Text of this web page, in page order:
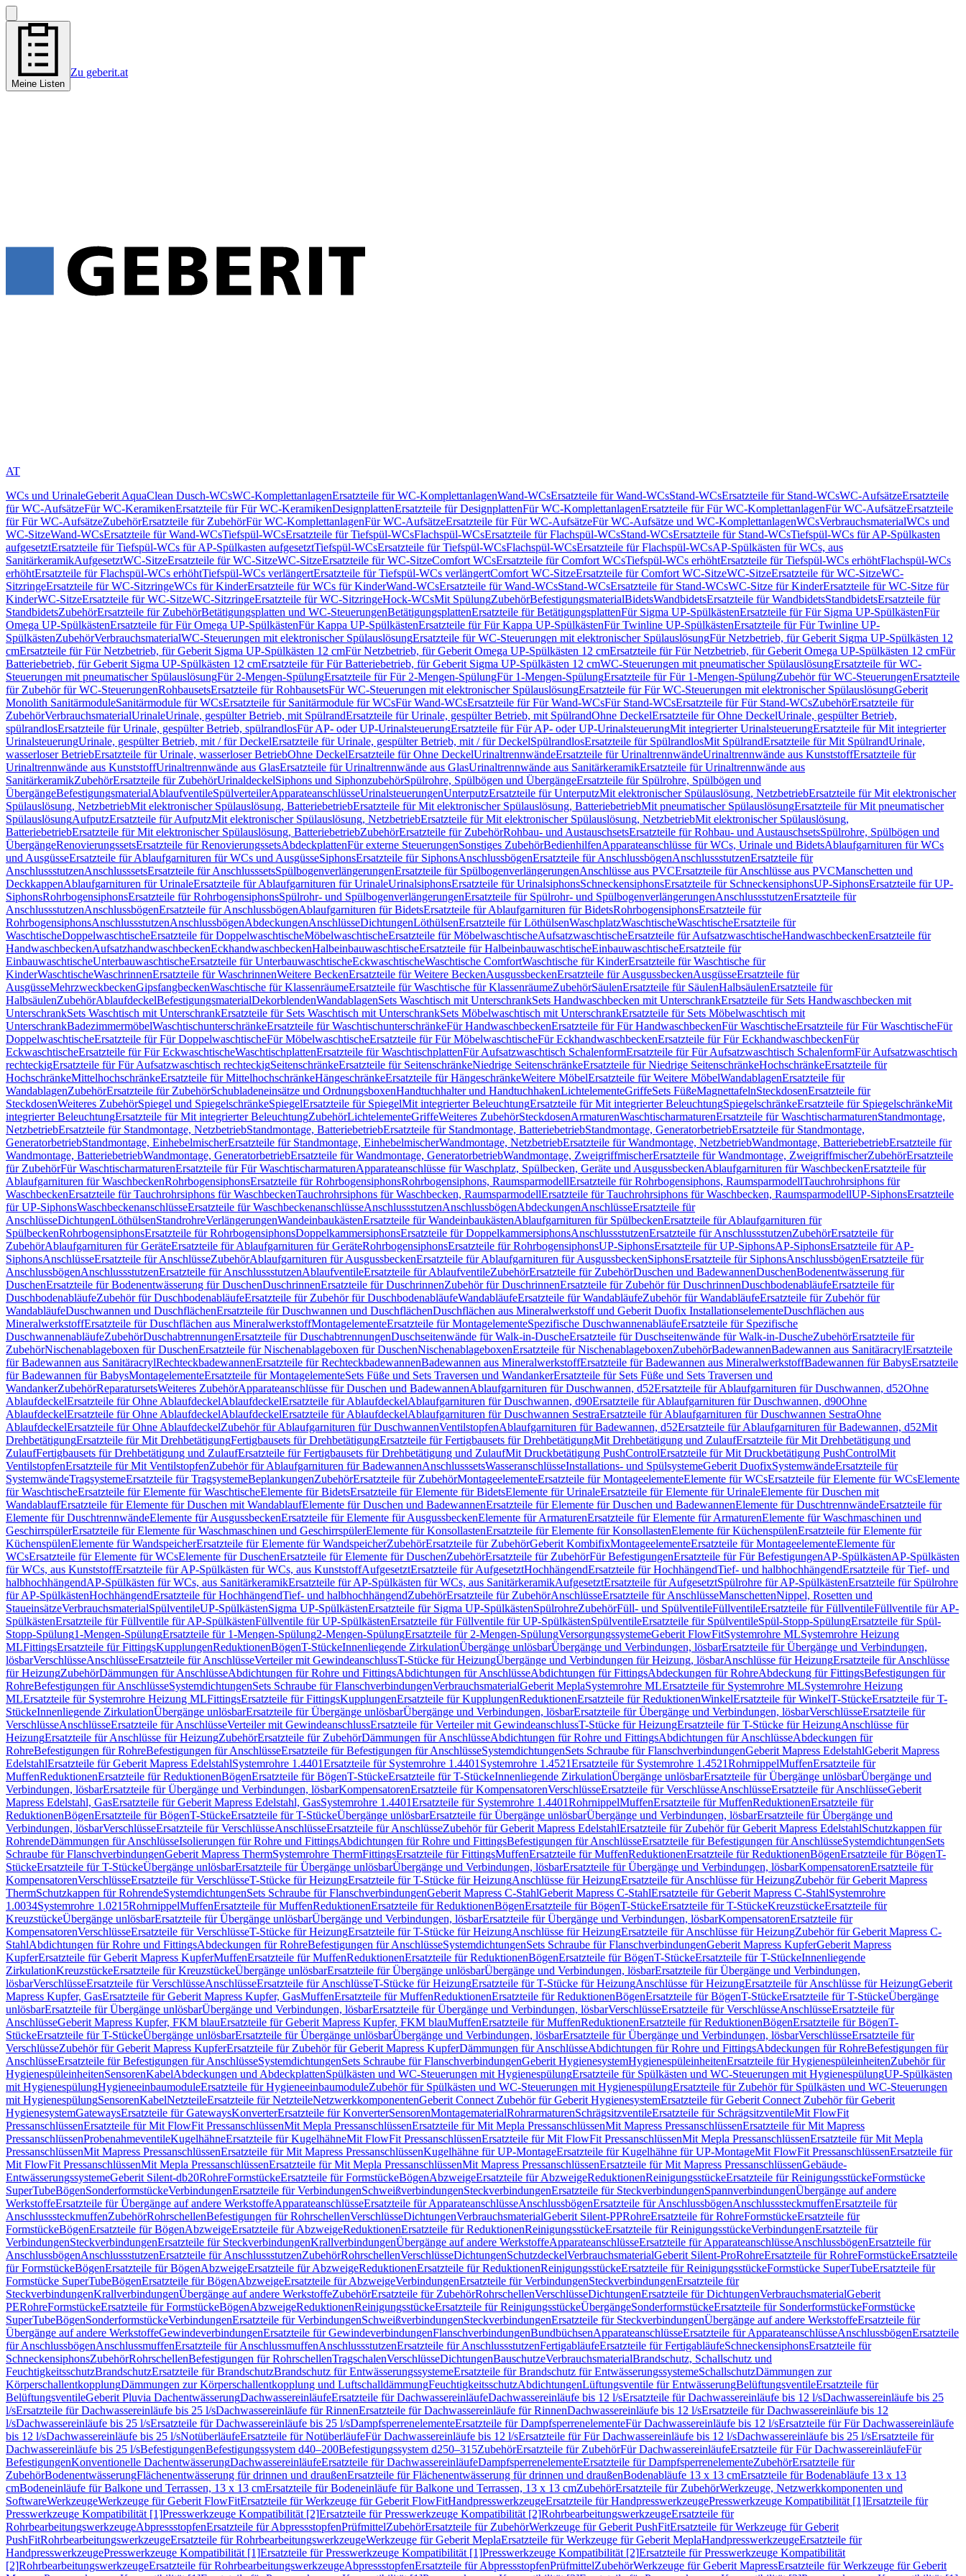
Meine Listen
Zu geberit.at
AT
WCs und UrinaleGeberit AquaClean Dusch-WCsWC-KomplettanlagenErsatzteile für WC-KomplettanlagenWand-WCsErsatzteile für Wand-WCsStand-WCsErsatzteile für Stand-WCsWC-AufsätzeErsatzteile
für WC-AufsätzeFür WC-KeramikenErsatzteile für Für WC-KeramikenDesignplattenErsatzteile für DesignplattenFür WC-KomplettanlagenErsatzteile für Für WC-KomplettanlagenFür WC-AufsätzeErsatzteile
für Für WC-AufsätzeZubehörErsatzteile für ZubehörFür WC-KomplettanlagenFür WC-AufsätzeErsatzteile für Für WC-AufsätzeFür WC-Aufsätze und WC-KomplettanlagenWCsVerbrauchsmaterialWCs und
WC-SitzeWand-WCsErsatzteile für Wand-WCsTiefspül-WCsErsatzteile für Tiefspül-WCsFlachspül-WCsErsatzteile für Flachspül-WCsStand-WCsErsatzteile für Stand-WCsTiefspül-WCs für AP-Spülkasten
aufgesetztErsatzteile für Tiefspül-WCs für AP-Spülkasten aufgesetztTiefspül-WCsErsatzteile für Tiefspül-WCsFlachspül-WCsErsatzteile für Flachspül-WCsAP-Spülkästen für WCs, aus
SanitärkeramikAufgesetztWC-SitzeErsatzteile für WC-SitzeWC-SitzeErsatzteile für WC-SitzeComfort WCsErsatzteile für Comfort WCsTiefspül-WCs erhöhtErsatzteile für Tiefspül-WCs erhöhtFlachspül-WCs
erhöhtErsatzteile für Flachspül-WCs erhöhtTiefspül-WCs verlängertErsatzteile für Tiefspül-WCs verlängertComfort WC-SitzeErsatzteile für Comfort WC-SitzeWC-SitzeErsatzteile für WC-SitzeWC-
SitzringeErsatzteile für WC-SitzringeWCs für KinderErsatzteile für WCs für KinderWand-WCsErsatzteile für Wand-WCsStand-WCsErsatzteile für Stand-WCsWC-Sitze für KinderErsatzteile für WC-Sitze für
KinderWC-SitzeErsatzteile für WC-SitzeWC-SitzringeErsatzteile für WC-SitzringeHock-WCsMit SpülungZubehörBefestigungsmaterialBidetsWandbidetsErsatzteile für WandbidetsStandbidetsErsatzteile für
StandbidetsZubehörErsatzteile für ZubehörBetätigungsplatten und WC-SteuerungenBetätigungsplattenErsatzteile für BetätigungsplattenFür Sigma UP-SpülkästenErsatzteile für Für Sigma UP-SpülkästenFür
Omega UP-SpülkästenErsatzteile für Für Omega UP-SpülkästenFür Kappa UP-SpülkästenErsatzteile für Für Kappa UP-SpülkästenFür Twinline UP-SpülkästenErsatzteile für Für Twinline UP-
SpülkästenZubehörVerbrauchsmaterialWC-Steuerungen mit elektronischer SpülauslösungErsatzteile für WC-Steuerungen mit elektronischer SpülauslösungFür Netzbetrieb, für Geberit Sigma UP-Spülkästen 12
cmErsatzteile für Für Netzbetrieb, für Geberit Sigma UP-Spülkästen 12 cmFür Netzbetrieb, für Geberit Omega UP-Spülkästen 12 cmErsatzteile für Für Netzbetrieb, für Geberit Omega UP-Spülkästen 12 cmFür
Batteriebetrieb, für Geberit Sigma UP-Spülkästen 12 cmErsatzteile für Für Batteriebetrieb, für Geberit Sigma UP-Spülkästen 12 cmWC-Steuerungen mit pneumatischer SpülauslösungErsatzteile für WC-
Steuerungen mit pneumatischer SpülauslösungFür 2-Mengen-SpülungErsatzteile für Für 2-Mengen-SpülungFür 1-Mengen-SpülungErsatzteile für Für 1-Mengen-SpülungZubehör für WC-SteuerungenErsatzteile
für Zubehör für WC-SteuerungenRohbausetsErsatzteile für RohbausetsFür WC-Steuerungen mit elektronischer SpülauslösungErsatzteile für Für WC-Steuerungen mit elektronischer SpülauslösungGeberit
Monolith SanitärmoduleSanitärmodule für WCsErsatzteile für Sanitärmodule für WCsFür Wand-WCsErsatzteile für Für Wand-WCsFür Stand-WCsErsatzteile für Für Stand-WCsZubehörErsatzteile für
ZubehörVerbrauchsmaterialUrinaleUrinale, gespülter Betrieb, mit SpülrandErsatzteile für Urinale, gespülter Betrieb, mit SpülrandOhne DeckelErsatzteile für Ohne DeckelUrinale, gespülter Betrieb,
spülrandlosErsatzteile für Urinale, gespülter Betrieb, spülrandlosFür AP- oder UP-UrinalsteuerungErsatzteile für Für AP- oder UP-UrinalsteuerungMit integrierter UrinalsteuerungErsatzteile für Mit integrierter
UrinalsteuerungUrinale, gespülter Betrieb, mit / für DeckelErsatzteile für Urinale, gespülter Betrieb, mit / für DeckelSpülrandlosErsatzteile für SpülrandlosMit SpülrandErsatzteile für Mit SpülrandUrinale,
wasserloser BetriebErsatzteile für Urinale, wasserloser BetriebOhne DeckelErsatzteile für Ohne DeckelUrinaltrennwändeErsatzteile für UrinaltrennwändeUrinaltrennwände aus KunststoffErsatzteile für
Urinaltrennwände aus KunststoffUrinaltrennwände aus GlasErsatzteile für Urinaltrennwände aus GlasUrinaltrennwände aus SanitärkeramikErsatzteile für Urinaltrennwände aus
SanitärkeramikZubehörErsatzteile für ZubehörUrinaldeckelSiphons und SiphonzubehörSpülrohre, Spülbögen und ÜbergängeErsatzteile für Spülrohre, Spülbögen und
ÜbergängeBefestigungsmaterialAblaufventileSpülverteilerApparateanschlüsseUrinalsteuerungenUnterputzErsatzteile für UnterputzMit elektronischer Spülauslösung, NetzbetriebErsatzteile für Mit elektronischer
Spülauslösung, NetzbetriebMit elektronischer Spülauslösung, BatteriebetriebErsatzteile für Mit elektronischer Spülauslösung, BatteriebetriebMit pneumatischer SpülauslösungErsatzteile für Mit pneumatischer
SpülauslösungAufputzErsatzteile für AufputzMit elektronischer Spülauslösung, NetzbetriebErsatzteile für Mit elektronischer Spülauslösung, NetzbetriebMit elektronischer Spülauslösung,
BatteriebetriebErsatzteile für Mit elektronischer Spülauslösung, BatteriebetriebZubehörErsatzteile für ZubehörRohbau- und AustauschsetsErsatzteile für Rohbau- und AustauschsetsSpülrohre, Spülbögen und
ÜbergängeRenovierungssetsErsatzteile für RenovierungssetsAbdeckplattenFür externe SteuerungenSonstiges ZubehörBedienhilfenApparateanschlüsse für WCs, Urinale und BidetsAblaufgarnituren für WCs
und AusgüsseErsatzteile für Ablaufgarnituren für WCs und AusgüsseSiphonsErsatzteile für SiphonsAnschlussbögenErsatzteile für AnschlussbögenAnschlussstutzenErsatzteile für
AnschlussstutzenAnschlusssetsErsatzteile für AnschlusssetsSpülbogenverlängerungenErsatzteile für SpülbogenverlängerungenAnschlüsse aus PVCErsatzteile für Anschlüsse aus PVCManschetten und
DeckkappenAblaufgarnituren für UrinaleErsatzteile für Ablaufgarnituren für UrinaleUrinalsiphonsErsatzteile für UrinalsiphonsSchneckensiphonsErsatzteile für SchneckensiphonsUP-SiphonsErsatzteile für UP-
SiphonsRohrbogensiphonsErsatzteile für RohrbogensiphonsSpülrohr- und SpülbogenverlängerungenErsatzteile für Spülrohr- und SpülbogenverlängerungenAnschlussstutzenErsatzteile für
AnschlussstutzenAnschlussbögenErsatzteile für AnschlussbögenAblaufgarnituren für BidetsErsatzteile für Ablaufgarnituren für BidetsRohrbogensiphonsErsatzteile für
RohrbogensiphonsAnschlussstutzenAnschlussbögenAbdeckungenAnschlüsseDichtungenLöthülsenErsatzteile für LöthülsenWaschplatzWaschtischeWaschtischeErsatzteile für
WaschtischeDoppelwaschtischeErsatzteile für DoppelwaschtischeMöbelwaschtischeErsatzteile für MöbelwaschtischeAufsatzwaschtischeErsatzteile für AufsatzwaschtischeHandwaschbeckenErsatzteile für
HandwaschbeckenAufsatzhandwaschbeckenEckhandwaschbeckenHalbeinbauwaschtischeErsatzteile für HalbeinbauwaschtischeEinbauwaschtischeErsatzteile für
EinbauwaschtischeUnterbauwaschtischeErsatzteile für UnterbauwaschtischeEckwaschtischeWaschtische ComfortWaschtische für KinderErsatzteile für Waschtische für
KinderWaschtischeWaschrinnenErsatzteile für WaschrinnenWeitere BeckenErsatzteile für Weitere BeckenAusgussbeckenErsatzteile für AusgussbeckenAusgüsseErsatzteile für
AusgüsseMehrzweckbeckenGipsfangbeckenWaschtische für KlassenräumeErsatzteile für Waschtische für KlassenräumeZubehörSäulenErsatzteile für SäulenHalbsäulenErsatzteile für
HalbsäulenZubehörAblaufdeckelBefestigungsmaterialDekorblendenWandablagenSets Waschtisch mit UnterschrankSets Handwaschbecken mit UnterschrankErsatzteile für Sets Handwaschbecken mit
UnterschrankSets Waschtisch mit UnterschrankErsatzteile für Sets Waschtisch mit UnterschrankSets Möbelwaschtisch mit UnterschrankErsatzteile für Sets Möbelwaschtisch mit
UnterschrankBadezimmermöbelWaschtischunterschränkeErsatzteile für WaschtischunterschränkeFür HandwaschbeckenErsatzteile für Für HandwaschbeckenFür WaschtischeErsatzteile für Für WaschtischeFür
DoppelwaschtischeErsatzteile für Für DoppelwaschtischeFür MöbelwaschtischeErsatzteile für Für MöbelwaschtischeFür EckhandwaschbeckenErsatzteile für Für EckhandwaschbeckenFür
EckwaschtischeErsatzteile für Für EckwaschtischeWaschtischplattenErsatzteile für WaschtischplattenFür Aufsatzwaschtisch SchalenformErsatzteile für Für Aufsatzwaschtisch SchalenformFür Aufsatzwaschtisch
rechteckigErsatzteile für Für Aufsatzwaschtisch rechteckigSeitenschränkeErsatzteile für SeitenschränkeNiedrige SeitenschränkeErsatzteile für Niedrige SeitenschränkeHochschränkeErsatzteile für
HochschränkeMittelhochschränkeErsatzteile für MittelhochschränkeHängeschränkeErsatzteile für HängeschränkeWeitere MöbelErsatzteile für Weitere MöbelWandablagenErsatzteile für
WandablagenZubehörErsatzteile für ZubehörSchubladeneinsätze und OrdnungsboxenHandtuchhalter und HandtuchhakenLichtelementeGriffeSets FüßeMagnettafelnSteckdosenErsatzteile für
SteckdosenWeiteres ZubehörSpiegel und SpiegelschränkeSpiegelErsatzteile für SpiegelMit integrierter BeleuchtungErsatzteile für Mit integrierter BeleuchtungSpiegelschränkeErsatzteile für SpiegelschränkeMit
integrierter BeleuchtungErsatzteile für Mit integrierter BeleuchtungZubehörLichtelementeGriffeWeiteres ZubehörSteckdosenArmaturenWaschtischarmaturenErsatzteile für WaschtischarmaturenStandmontage,
NetzbetriebErsatzteile für Standmontage, NetzbetriebStandmontage, BatteriebetriebErsatzteile für Standmontage, BatteriebetriebStandmontage, GeneratorbetriebErsatzteile für Standmontage,
GeneratorbetriebStandmontage, EinhebelmischerErsatzteile für Standmontage, EinhebelmischerWandmontage, NetzbetriebErsatzteile für Wandmontage, NetzbetriebWandmontage, BatteriebetriebErsatzteile für
Wandmontage, BatteriebetriebWandmontage, GeneratorbetriebErsatzteile für Wandmontage, GeneratorbetriebWandmontage, ZweigriffmischerErsatzteile für Wandmontage, ZweigriffmischerZubehörErsatzteile
für ZubehörFür WaschtischarmaturenErsatzteile für Für WaschtischarmaturenApparateanschlüsse für Waschplatz, Spülbecken, Geräte und AusgussbeckenAblaufgarnituren für WaschbeckenErsatzteile für
Ablaufgarnituren für WaschbeckenRohrbogensiphonsErsatzteile für RohrbogensiphonsRohrbogensiphons, RaumsparmodellErsatzteile für Rohrbogensiphons, RaumsparmodellTauchrohrsiphons für
WaschbeckenErsatzteile für Tauchrohrsiphons für WaschbeckenTauchrohrsiphons für Waschbecken, RaumsparmodellErsatzteile für Tauchrohrsiphons für Waschbecken, RaumsparmodellUP-SiphonsErsatzteile
für UP-SiphonsWaschbeckenanschlüsseErsatzteile für WaschbeckenanschlüsseAnschlussstutzenAnschlussbögenAbdeckungenAnschlüsseErsatzteile für
AnschlüsseDichtungenLöthülsenStandrohreVerlängerungenWandeinbaukästenErsatzteile für WandeinbaukästenAblaufgarnituren für SpülbeckenErsatzteile für Ablaufgarnituren für
SpülbeckenRohrbogensiphonsErsatzteile für RohrbogensiphonsDoppelkammersiphonsErsatzteile für DoppelkammersiphonsAnschlussstutzenErsatzteile für AnschlussstutzenZubehörErsatzteile für
ZubehörAblaufgarnituren für GeräteErsatzteile für Ablaufgarnituren für GeräteRohrbogensiphonsErsatzteile für RohrbogensiphonsUP-SiphonsErsatzteile für UP-SiphonsAP-SiphonsErsatzteile für AP-
SiphonsAnschlüsseErsatzteile für AnschlüsseZubehörAblaufgarnituren für AusgussbeckenErsatzteile für Ablaufgarnituren für AusgussbeckenSiphonsErsatzteile für SiphonsAnschlussbögenErsatzteile für
AnschlussbögenAnschlussstutzenErsatzteile für AnschlussstutzenAblaufventileErsatzteile für AblaufventileZubehörErsatzteile für ZubehörDuschen und BadewannenDuschenBodenentwässerung für
DuschenErsatzteile für Bodenentwässerung für DuschenDuschrinnenErsatzteile für DuschrinnenZubehör für DuschrinnenErsatzteile für Zubehör für DuschrinnenDuschbodenabläufeErsatzteile für
DuschbodenabläufeZubehör für DuschbodenabläufeErsatzteile für Zubehör für DuschbodenabläufeWandabläufeErsatzteile für WandabläufeZubehör für WandabläufeErsatzteile für Zubehör für
WandabläufeDuschwannen und DuschflächenErsatzteile für Duschwannen und DuschflächenDuschflächen aus Mineralwerkstoff und Geberit Duofix InstallationselementeDuschflächen aus
MineralwerkstoffErsatzteile für Duschflächen aus MineralwerkstoffMontagelementeErsatzteile für MontagelementeSpezifische DuschwannenabläufeErsatzteile für Spezifische
DuschwannenabläufeZubehörDuschabtrennungenErsatzteile für DuschabtrennungenDuschseitenwände für Walk-in-DuscheErsatzteile für Duschseitenwände für Walk-in-DuscheZubehörErsatzteile für
ZubehörNischenablageboxen für DuschenErsatzteile für Nischenablageboxen für DuschenNischenablageboxenErsatzteile für NischenablageboxenZubehörBadewannenBadewannen aus SanitäracrylErsatzteile
für Badewannen aus SanitäracrylRechteckbadewannenErsatzteile für RechteckbadewannenBadewannen aus MineralwerkstoffErsatzteile für Badewannen aus MineralwerkstoffBadewannen für BabysErsatzteile
für Badewannen für BabysMontagelementeErsatzteile für MontagelementeSets Füße und Sets Traversen und WandankerErsatzteile für Sets Füße und Sets Traversen und
WandankerZubehörReparatursetsWeiteres ZubehörApparateanschlüsse für Duschen und BadewannenAblaufgarnituren für Duschwannen, d52Ersatzteile für Ablaufgarnituren für Duschwannen, d52Ohne
AblaufdeckelErsatzteile für Ohne AblaufdeckelAblaufdeckelErsatzteile für AblaufdeckelAblaufgarnituren für Duschwannen, d90Ersatzteile für Ablaufgarnituren für Duschwannen, d90Ohne
AblaufdeckelErsatzteile für Ohne AblaufdeckelAblaufdeckelErsatzteile für AblaufdeckelAblaufgarnituren für Duschwannen SestraErsatzteile für Ablaufgarnituren für Duschwannen SestraOhne
AblaufdeckelErsatzteile für Ohne AblaufdeckelZubehör für Ablaufgarnituren für DuschwannenVentilstopfenAblaufgarnituren für Badewannen, d52Ersatzteile für Ablaufgarnituren für Badewannen, d52Mit
DrehbetätigungErsatzteile für Mit DrehbetätigungFertigbausets für DrehbetätigungErsatzteile für Fertigbausets für DrehbetätigungMit Drehbetätigung und ZulaufErsatzteile für Mit Drehbetätigung und
ZulaufFertigbausets für Drehbetätigung und ZulaufErsatzteile für Fertigbausets für Drehbetätigung und ZulaufMit Druckbetätigung PushControlErsatzteile für Mit Druckbetätigung PushControlMit
VentilstopfenErsatzteile für Mit VentilstopfenZubehör für Ablaufgarnituren für BadewannenAnschlusssetsWasseranschlüsseInstallations- und SpülsystemeGeberit DuofixSystemwändeErsatzteile für
SystemwändeTragsystemeErsatzteile für TragsystemeBeplankungenZubehörErsatzteile für ZubehörMontageelementeErsatzteile für MontageelementeElemente für WCsErsatzteile für Elemente für WCsElemente
für WaschtischeErsatzteile für Elemente für WaschtischeElemente für BidetsErsatzteile für Elemente für BidetsElemente für UrinaleErsatzteile für Elemente für UrinaleElemente für Duschen mit
WandablaufErsatzteile für Elemente für Duschen mit WandablaufElemente für Duschen und BadewannenErsatzteile für Elemente für Duschen und BadewannenElemente für DuschtrennwändeErsatzteile für
Elemente für DuschtrennwändeElemente für AusgussbeckenErsatzteile für Elemente für AusgussbeckenElemente für ArmaturenErsatzteile für Elemente für ArmaturenElemente für Waschmaschinen und
GeschirrspülerErsatzteile für Elemente für Waschmaschinen und GeschirrspülerElemente für KonsollastenErsatzteile für Elemente für KonsollastenElemente für KüchenspülenErsatzteile für Elemente für
KüchenspülenElemente für WandspeicherErsatzteile für Elemente für WandspeicherZubehörErsatzteile für ZubehörGeberit KombifixMontageelementeErsatzteile für MontageelementeElemente für
WCsErsatzteile für Elemente für WCsElemente für DuschenErsatzteile für Elemente für DuschenZubehörErsatzteile für ZubehörFür BefestigungenErsatzteile für Für BefestigungenAP-SpülkästenAP-Spülkästen
für WCs, aus KunststoffErsatzteile für AP-Spülkästen für WCs, aus KunststoffAufgesetztErsatzteile für AufgesetztHochhängendErsatzteile für HochhängendTief- und halbhochhängendErsatzteile für Tief- und
halbhochhängendAP-Spülkästen für WCs, aus SanitärkeramikErsatzteile für AP-Spülkästen für WCs, aus SanitärkeramikAufgesetztErsatzteile für AufgesetztSpülrohre für AP-SpülkästenErsatzteile für Spülrohre
für AP-SpülkästenHochhängendErsatzteile für HochhängendTief- und halbhochhängendZubehörErsatzteile für ZubehörAnschlüsseErsatzteile für AnschlüsseManschettenNippel, Rosetten und
StaueinsätzeVerbrauchsmaterialSpülventileUP-SpülkästenSigma UP-SpülkästenErsatzteile für Sigma UP-SpülkästenSpülrohreZubehörFüll- und SpülventileFüllventileErsatzteile für FüllventileFüllventile für AP-
SpülkästenErsatzteile für Füllventile für AP-SpülkästenFüllventile für UP-SpülkästenErsatzteile für Füllventile für UP-SpülkästenSpülventileErsatzteile für SpülventileSpül-Stopp-SpülungErsatzteile für Spül-
Stopp-Spülung1-Mengen-SpülungErsatzteile für 1-Mengen-Spülung2-Mengen-SpülungErsatzteile für 2-Mengen-SpülungVersorgungssystemeGeberit FlowFitSystemrohre MLSystemrohre Heizung
MLFittingsErsatzteile für FittingsKupplungenReduktionenBögenT-StückeInnenliegende ZirkulationÜbergänge unlösbarÜbergänge und Verbindungen, lösbarErsatzteile für Übergänge und Verbindungen,
lösbarVerschlüsseAnschlüsseErsatzteile für AnschlüsseVerteiler mit GewindeanschlussT-Stücke für HeizungÜbergänge und Verbindungen für Heizung, lösbarAnschlüsse für HeizungErsatzteile für Anschlüsse
für HeizungZubehörDämmungen für AnschlüsseAbdichtungen für Rohre und FittingsAbdichtungen für AnschlüsseAbdichtungen für FittingsAbdeckungen für RohreAbdeckung für FittingsBefestigungen für
RohreBefestigungen für AnschlüsseSystemdichtungenSets Schraube für FlanschverbindungenVerbrauchsmaterialGeberit MeplaSystemrohre MLErsatzteile für Systemrohre MLSystemrohre Heizung
MLErsatzteile für Systemrohre Heizung MLFittingsErsatzteile für FittingsKupplungenErsatzteile für KupplungenReduktionenErsatzteile für ReduktionenWinkelErsatzteile für WinkelT-StückeErsatzteile für T-
StückeInnenliegende ZirkulationÜbergänge unlösbarErsatzteile für Übergänge unlösbarÜbergänge und Verbindungen, lösbarErsatzteile für Übergänge und Verbindungen, lösbarVerschlüsseErsatzteile für
VerschlüsseAnschlüsseErsatzteile für AnschlüsseVerteiler mit GewindeanschlussErsatzteile für Verteiler mit GewindeanschlussT-Stücke für HeizungErsatzteile für T-Stücke für HeizungAnschlüsse für
HeizungErsatzteile für Anschlüsse für HeizungZubehörErsatzteile für ZubehörDämmungen für AnschlüsseAbdichtungen für Rohre und FittingsAbdichtungen für AnschlüsseAbdeckungen für
RohreBefestigungen für RohreBefestigungen für AnschlüsseErsatzteile für Befestigungen für AnschlüsseSystemdichtungenSets Schraube für FlanschverbindungenGeberit Mapress EdelstahlGeberit Mapress
EdelstahlErsatzteile für Geberit Mapress EdelstahlSystemrohre 1.4401Ersatzteile für Systemrohre 1.4401 Systemrohre 1.4521Ersatzteile für Systemrohre 1.4521RohrnippelMuffenErsatzteile für
MuffenReduktionenErsatzteile für ReduktionenBögenErsatzteile für BögenT-StückeErsatzteile für T-StückeInnenliegende ZirkulationÜbergänge unlösbarErsatzteile für Übergänge unlösbarÜbergänge und
Verbindungen, lösbarErsatzteile für Übergänge und Verbindungen, lösbarKompensatorenErsatzteile für KompensatorenVerschlüsseErsatzteile für VerschlüsseAnschlüsseErsatzteile für AnschlüsseGeberit
Mapress Edelstahl, GasErsatzteile für Geberit Mapress Edelstahl, GasSystemrohre 1.4401Ersatzteile für Systemrohre 1.4401RohrnippelMuffenErsatzteile für MuffenReduktionenErsatzteile für
ReduktionenBögenErsatzteile für BögenT-StückeErsatzteile für T-StückeÜbergänge unlösbarErsatzteile für Übergänge unlösbarÜbergänge und Verbindungen, lösbarErsatzteile für Übergänge und
Verbindungen, lösbarVerschlüsseErsatzteile für VerschlüsseAnschlüsseErsatzteile für AnschlüsseZubehör für Geberit Mapress EdelstahlErsatzteile für Zubehör für Geberit Mapress EdelstahlSchutzkappen für
RohrendeDämmungen für AnschlüsseIsolierungen für Rohre und FittingsAbdichtungen für Rohre und FittingsBefestigungen für AnschlüsseErsatzteile für Befestigungen für AnschlüsseSystemdichtungenSets
Schraube für FlanschverbindungenGeberit Mapress ThermSystemrohre ThermFittingsErsatzteile für FittingsMuffenErsatzteile für MuffenReduktionenErsatzteile für ReduktionenBögenErsatzteile für BögenT-
StückeErsatzteile für T-StückeÜbergänge unlösbarErsatzteile für Übergänge unlösbarÜbergänge und Verbindungen, lösbarErsatzteile für Übergänge und Verbindungen, lösbarKompensatorenErsatzteile für
KompensatorenVerschlüsseErsatzteile für VerschlüsseT-Stücke für HeizungErsatzteile für T-Stücke für HeizungAnschlüsse für HeizungErsatzteile für Anschlüsse für HeizungZubehör für Geberit Mapress
ThermSchutzkappen für RohrendeSystemdichtungenSets Schraube für FlanschverbindungenGeberit Mapress C-StahlGeberit Mapress C-StahlErsatzteile für Geberit Mapress C-StahlSystemrohre
1.0034Systemrohre 1.0215RohrnippelMuffenErsatzteile für MuffenReduktionenErsatzteile für ReduktionenBögenErsatzteile für BögenT-StückeErsatzteile für T-StückeKreuzstückeErsatzteile für
KreuzstückeÜbergänge unlösbarErsatzteile für Übergänge unlösbarÜbergänge und Verbindungen, lösbarErsatzteile für Übergänge und Verbindungen, lösbarKompensatorenErsatzteile für
KompensatorenVerschlüsseErsatzteile für VerschlüsseT-Stücke für HeizungErsatzteile für T-Stücke für HeizungAnschlüsse für HeizungErsatzteile für Anschlüsse für HeizungZubehör für Geberit Mapress C-
StahlAbdichtungen für Rohre und FittingsAbdeckungen für RohreBefestigungen für AnschlüsseSystemdichtungenSets Schraube für FlanschverbindungenGeberit Mapress KupferGeberit Mapress
KupferErsatzteile für Geberit Mapress KupferMuffenErsatzteile für MuffenReduktionenErsatzteile für ReduktionenBögenErsatzteile für BögenT-StückeErsatzteile für T-StückeInnenliegende
ZirkulationKreuzstückeErsatzteile für KreuzstückeÜbergänge unlösbarErsatzteile für Übergänge unlösbarÜbergänge und Verbindungen, lösbarErsatzteile für Übergänge und Verbindungen,
lösbarVerschlüsseErsatzteile für VerschlüsseAnschlüsseErsatzteile für AnschlüsseT-Stücke für HeizungErsatzteile für T-Stücke für HeizungAnschlüsse für HeizungErsatzteile für Anschlüsse für HeizungGeberit
Mapress Kupfer, GasErsatzteile für Geberit Mapress Kupfer, GasMuffenErsatzteile für MuffenReduktionenErsatzteile für ReduktionenBögenErsatzteile für BögenT-StückeErsatzteile für T-StückeÜbergänge
unlösbarErsatzteile für Übergänge unlösbarÜbergänge und Verbindungen, lösbarErsatzteile für Übergänge und Verbindungen, lösbarVerschlüsseErsatzteile für VerschlüsseAnschlüsseErsatzteile für
AnschlüsseGeberit Mapress Kupfer, FKM blauErsatzteile für Geberit Mapress Kupfer, FKM blauMuffenErsatzteile für MuffenReduktionenErsatzteile für ReduktionenBögenErsatzteile für BögenT-
StückeErsatzteile für T-StückeÜbergänge unlösbarErsatzteile für Übergänge unlösbarÜbergänge und Verbindungen, lösbarErsatzteile für Übergänge und Verbindungen, lösbarVerschlüsseErsatzteile für
VerschlüsseZubehör für Geberit Mapress KupferErsatzteile für Zubehör für Geberit Mapress KupferDämmungen für AnschlüsseAbdichtungen für Rohre und FittingsAbdeckungen für RohreBefestigungen für
AnschlüsseErsatzteile für Befestigungen für AnschlüsseSystemdichtungenSets Schraube für FlanschverbindungenGeberit HygienesystemHygienespüleinheitenErsatzteile für HygienespüleinheitenZubehör für
HygienespüleinheitenSensorenKabelAbdeckungen und AbdeckplattenSpülkästen und WC-Steuerungen mit HygienespülungErsatzteile für Spülkästen und WC-Steuerungen mit HygienespülungUP-Spülkästen
mit HygienespülungHygieneeinbaumoduleErsatzteile für HygieneeinbaumoduleZubehör für Spülkästen und WC-Steuerungen mit HygienespülungErsatzteile für Zubehör für Spülkästen und WC-Steuerungen
mit HygienespülungSensorenKabelNetzteileErsatzteile für NetzteileNetzwerkkomponentenGeberit Connect Zubehör für Geberit HygienesystemErsatzteile für Geberit Connect Zubehör für Geberit
HygienesystemGatewaysErsatzteile für GatewaysKonverterErsatzteile für KonverterSensorenMontagematerialRohrarmaturenSchrägsitzventileErsatzteile für SchrägsitzventileMit FlowFit
PressanschlüssenErsatzteile für Mit FlowFit PressanschlüssenMit Mepla PressanschlüssenErsatzteile für Mit Mepla PressanschlüssenMit Mapress PressanschlüssenErsatzteile für Mit Mapress
PressanschlüssenProbenahmeventileKugelhähneErsatzteile für KugelhähneMit FlowFit PressanschlüssenErsatzteile für Mit FlowFit PressanschlüssenMit Mepla PressanschlüssenErsatzteile für Mit Mepla
PressanschlüssenMit Mapress PressanschlüssenErsatzteile für Mit Mapress PressanschlüssenKugelhähne für UP-MontageErsatzteile für Kugelhähne für UP-MontageMit FlowFit PressanschlüssenErsatzteile für
Mit FlowFit PressanschlüssenMit Mepla PressanschlüssenErsatzteile für Mit Mepla PressanschlüssenMit Mapress PressanschlüssenErsatzteile für Mit Mapress PressanschlüssenGebäude-
EntwässerungssystemeGeberit Silent-db20RohreFormstückeErsatzteile für FormstückeBögenAbzweigeErsatzteile für AbzweigeReduktionenReinigungsstückeErsatzteile für ReinigungsstückeFormstücke
SuperTubeBögenSonderformstückeVerbindungenErsatzteile für VerbindungenSchweißverbindungenSteckverbindungenErsatzteile für SteckverbindungenSpannverbindungenÜbergänge auf andere
WerkstoffeErsatzteile für Übergänge auf andere WerkstoffeApparateanschlüsseErsatzteile für ApparateanschlüsseAnschlussbögenErsatzteile für AnschlussbögenAnschlusssteckmuffenErsatzteile für
AnschlusssteckmuffenZubehörRohrschellenBefestigungen für RohrschellenVerschlüsseDichtungenVerbrauchsmaterialGeberit Silent-PPRohreErsatzteile für RohreFormstückeErsatzteile für
FormstückeBögenErsatzteile für BögenAbzweigeErsatzteile für AbzweigeReduktionenErsatzteile für ReduktionenReinigungsstückeErsatzteile für ReinigungsstückeVerbindungenErsatzteile für
VerbindungenSteckverbindungenErsatzteile für SteckverbindungenKrallverbindungenÜbergänge auf andere WerkstoffeApparateanschlüsseErsatzteile für ApparateanschlüsseAnschlussbögenErsatzteile für
AnschlussbögenAnschlussstutzenErsatzteile für AnschlussstutzenZubehörRohrschellenVerschlüsseDichtungenSchutzdeckelVerbrauchsmaterialGeberit Silent-ProRohreErsatzteile für RohreFormstückeErsatzteile
für FormstückeBögenErsatzteile für BögenAbzweigeErsatzteile für AbzweigeReduktionenErsatzteile für ReduktionenReinigungsstückeErsatzteile für ReinigungsstückeFormstücke SuperTubeErsatzteile für
Formstücke SuperTubeBögenErsatzteile für BögenAbzweigeErsatzteile für AbzweigeVerbindungenErsatzteile für VerbindungenSteckverbindungenErsatzteile für
SteckverbindungenKrallverbindungenÜbergänge auf andere WerkstoffeZubehörErsatzteile für ZubehörRohrschellenVerschlüsseDichtungenErsatzteile für DichtungenVerbrauchsmaterialGeberit
PERohreFormstückeErsatzteile für FormstückeBögenAbzweigeReduktionenReinigungsstückeErsatzteile für ReinigungsstückeÜbergängeSonderformstückeErsatzteile für SonderformstückeFormstücke
SuperTubeBögenSonderformstückeVerbindungenErsatzteile für VerbindungenSchweißverbindungenSteckverbindungenErsatzteile für SteckverbindungenÜbergänge auf andere WerkstoffeErsatzteile für
Übergänge auf andere WerkstoffeGewindeverbindungenErsatzteile für GewindeverbindungenFlanschverbindungenBundbüchsenApparateanschlüsseErsatzteile für ApparateanschlüsseAnschlussbögenErsatzteile
für AnschlussbögenAnschlussmuffenErsatzteile für AnschlussmuffenAnschlussstutzenErsatzteile für AnschlussstutzenFertigabläufeErsatzteile für FertigabläufeSchneckensiphonsErsatzteile für
SchneckensiphonsZubehörRohrschellenBefestigungen für RohrschellenTragschalenVerschlüsseDichtungenBauschutzeVerbrauchsmaterialBrandschutz, Schallschutz und
FeuchtigkeitsschutzBrandschutzErsatzteile für BrandschutzBrandschutz für EntwässerungssystemeErsatzteile für Brandschutz für EntwässerungssystemeSchallschutzDämmungen zur
KörperschallentkopplungDämmungen zur Körperschallentkopplung und LuftschalldämmungFeuchtigkeitsschutzAbdichtungenLüftungsventile für EntwässerungBelüftungsventileErsatzteile für
BelüftungsventileGeberit Pluvia DachentwässerungDachwassereinläufeErsatzteile für DachwassereinläufeDachwassereinläufe bis 12 l/sErsatzteile für Dachwassereinläufe bis 12 l/sDachwassereinläufe bis 25
l/sErsatzteile für Dachwassereinläufe bis 25 l/sDachwassereinläufe für RinnenErsatzteile für Dachwassereinläufe für RinnenDachwassereinläufe bis 12 l/sErsatzteile für Dachwassereinläufe bis 12
l/sDachwassereinläufe bis 25 l/sErsatzteile für Dachwassereinläufe bis 25 l/sDampfsperrenelementeErsatzteile für DampfsperrenelementeFür Dachwassereinläufe bis 12 l/sErsatzteile für Für Dachwassereinläufe
bis 12 l/sDachwassereinläufe bis 25 l/sNotüberläufeErsatzteile für NotüberläufeFür Dachwassereinläufe bis 12 l/sErsatzteile für Für Dachwassereinläufe bis 12 l/sDachwassereinläufe bis 25 l/sErsatzteile für
Dachwassereinläufe bis 25 l/sBefestigungenBefestigungssystem d40–200Befestigungssystem d250–315ZubehörErsatzteile für ZubehörFür DachwassereinläufeErsatzteile für Für DachwassereinläufeFür
BefestigungenKonventionelle DachentwässerungDachwassereinläufeErsatzteile für DachwassereinläufeDampfsperrenelementeErsatzteile für DampfsperrenelementeZubehörErsatzteile für
ZubehörBodenentwässerungFlächenentwässerung für drinnen und draußenErsatzteile für Flächenentwässerung für drinnen und draußenBodenabläufe 13 x 13 cmErsatzteile für Bodenabläufe 13 x 13
cmBodeneinläufe für Balkone und Terrassen, 13 x 13 cmErsatzteile für Bodeneinläufe für Balkone und Terrassen, 13 x 13 cmZubehörErsatzteile für ZubehörWerkzeuge, Netzwerkkomponenten und
SoftwareWerkzeugeWerkzeuge für Geberit FlowFitErsatzteile für Werkzeuge für Geberit FlowFitHandpresswerkzeugeErsatzteile für HandpresswerkzeugePresswerkzeuge Kompatibilität [1]Ersatzteile für
Presswerkzeuge Kompatibilität [1]Presswerkzeuge Kompatibilität [2]Ersatzteile für Presswerkzeuge Kompatibilität [2]RohrbearbeitungswerkzeugeErsatzteile für
RohrbearbeitungswerkzeugeAbpressstopfenErsatzteile für AbpressstopfenPrüfmittelZubehörErsatzteile für ZubehörWerkzeuge für Geberit PushFitErsatzteile für Werkzeuge für Geberit
PushFitRohrbearbeitungswerkzeugeErsatzteile für RohrbearbeitungswerkzeugeWerkzeuge für Geberit MeplaErsatzteile für Werkzeuge für Geberit MeplaHandpresswerkzeugeErsatzteile für
HandpresswerkzeugePresswerkzeuge Kompatibilität [1]Ersatzteile für Presswerkzeuge Kompatibilität [1]Presswerkzeuge Kompatibilität [2]Ersatzteile für Presswerkzeuge Kompatibilität
[2]RohrbearbeitungswerkzeugeErsatzteile für RohrbearbeitungswerkzeugeAbpressstopfenErsatzteile für AbpressstopfenPrüfmittelZubehörWerkzeuge für Geberit MapressErsatzteile für Werkzeuge für Geberit